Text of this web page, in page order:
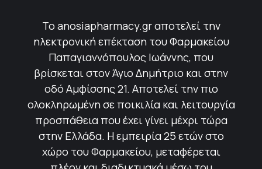
Το anosiapharmacy.gr αποτελεί την
ηλεκτρονική επέκταση του Φαρμακείου
Παπαγιαννόπουλος Ιωάννης, που
βρίσκεται στον Άγιο Δημήτριο και στην
οδό Αμφίσσης 21. Αποτελεί την πιο
ολοκληρωμένη σε ποικιλία και λειτουργία
προσπάθεια που έχει γίνει μέχρι τώρα
στην Ελλάδα. Η εμπειρία 25 ετών στο
χώρο του Φαρμακείου, μεταφέρεται